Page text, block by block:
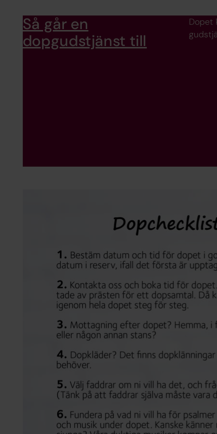
Så går en
dopgudstjänst till
Dopet